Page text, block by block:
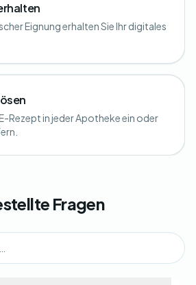
Eignung erhalten Sie Ihr digitales
Rezept in jeder Apotheke ein oder
Fragen